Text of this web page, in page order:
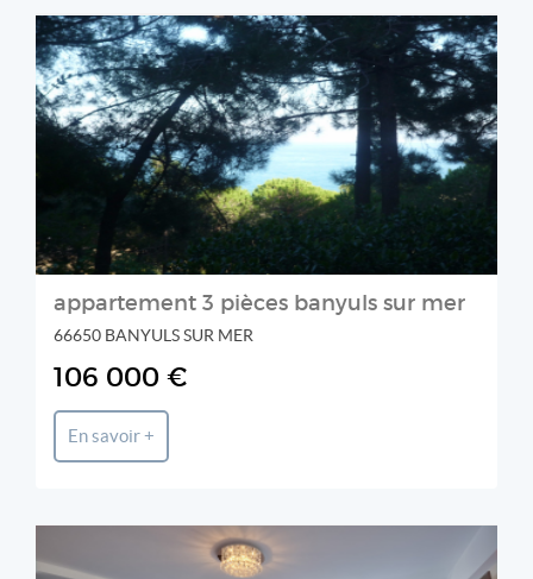
VALOTEAU IMMOBILIER
appartement 3 pièces banyuls sur mer
66650 BANYULS SUR MER
106 000 €
En savoir +